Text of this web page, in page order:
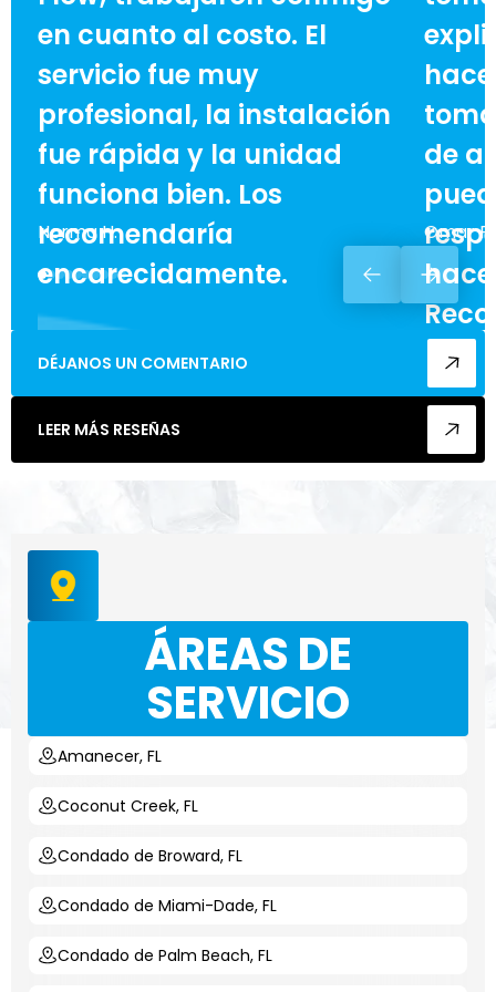
en cuanto al costo. El
servicio fue muy
profesional, la instalación
fue rápida y la unidad
funciona bien. Los
recomendaría
encarecidamente.
Norma H.
de
Omar F.
DÉJANOS UN COMENTARIO
LEER MÁS RESEÑAS
ÁREAS DE
SERVICIO
Amanecer, FL
Coconut Creek, FL
Condado de Broward, FL
Condado de Miami-Dade, FL
Condado de Palm Beach, FL